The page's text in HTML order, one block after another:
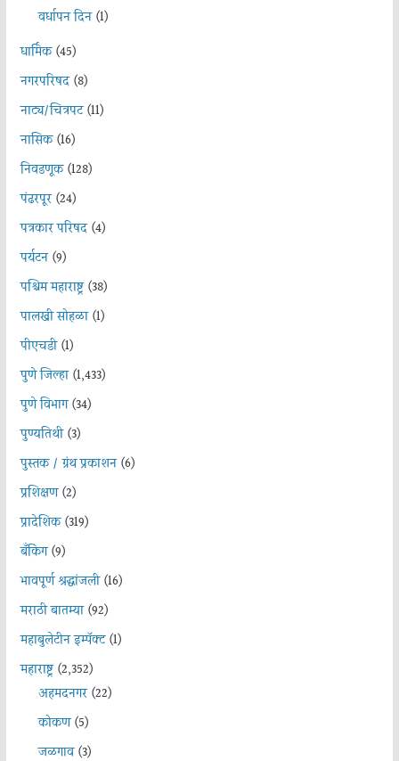
वर्धापन दिन(1)
धार्मिक(45)
नगरपरिषद(8)
नाट्य/चित्रपट(11)
नासिक(16)
निवडणूक(128)
पंढरपूर(24)
पत्रकार परिषद(4)
पर्यटन(9)
पश्चिम महाराष्ट्र(38)
पालखी सोहळा(1)
पीएचडी(1)
पुणे जिल्हा(1,433)
पुणे विभाग(34)
पुण्यतिथी(3)
पुस्तक / ग्रंथ प्रकाशन(6)
प्रशिक्षण(2)
प्रादेशिक(319)
बँकिंग(9)
भावपूर्ण श्रद्धांजली(16)
मराठी बातम्या(92)
महाबुलेटीन इम्पॅक्ट(1)
महाराष्ट्र(2,352)
अहमदनगर(22)
कोकण(5)
जळगाव(3)